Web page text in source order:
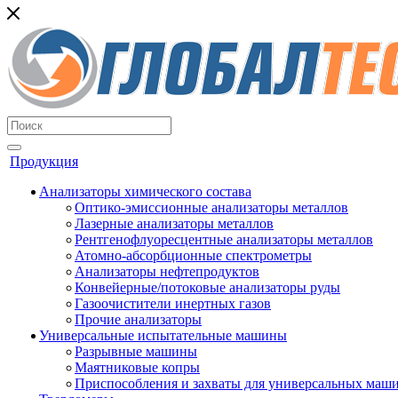
Продукция
Анализаторы химического состава
Оптико-эмиссионные анализаторы металлов
Лазерные анализаторы металлов
Рентгенофлуоресцентные анализаторы металлов
Атомно-абсорбционные спектрометры
Анализаторы нефтепродуктов
Конвейерные/потоковые анализаторы руды
Газоочистители инертных газов
Прочие анализаторы
Универсальные испытательные машины
Разрывные машины
Маятниковые копры
Приспособления и захваты для универсальных